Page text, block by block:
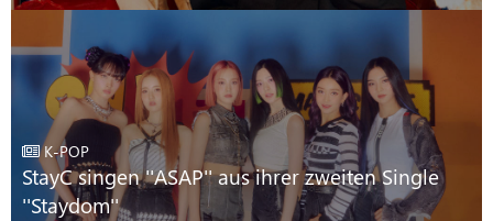
K-POP
StayC singen ''ASAP'' aus ihrer zweiten Single
''Staydom''